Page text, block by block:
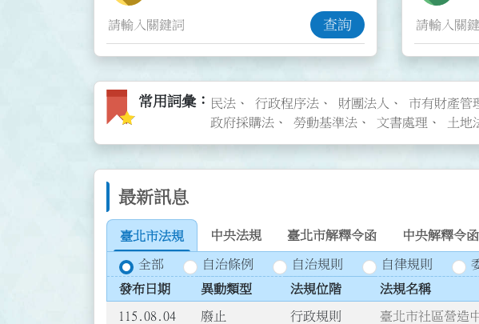
查詢
常用詞彙圖標
常用詞彙 民法 行政程序法 財團法人 市有財產管
政府採購法
勞動基準法 文書處理 土地
最新訊息
臺北市法規
全部 自治條例 自治規則 自律規則
發布日期
異動類型 法規位階 法規名稱
115.08.04 廢止 行政規則 臺北市社區營造
中央法規 臺北市解釋令函 中央解釋令函